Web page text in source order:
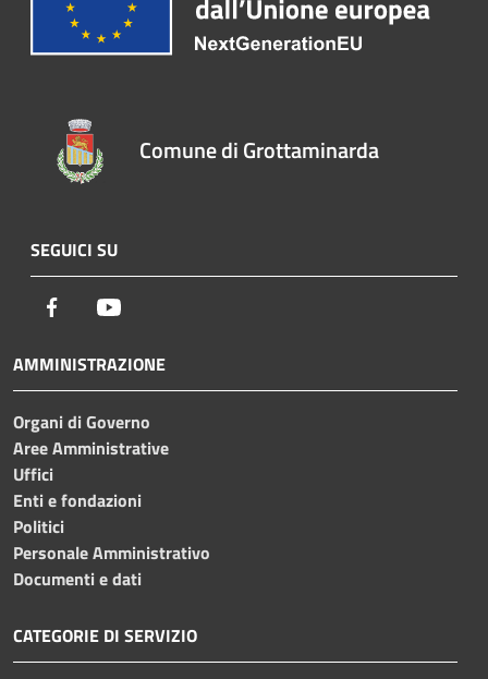
Comune di Grottaminarda
SEGUICI SU
Facebook
AMMINISTRAZIONE
Organi di Governo
Aree Amministrative
Uffici
Enti e fondazioni
Politici
Personale Amministrativo
Documenti e dati
CATEGORIE DI SERVIZIO